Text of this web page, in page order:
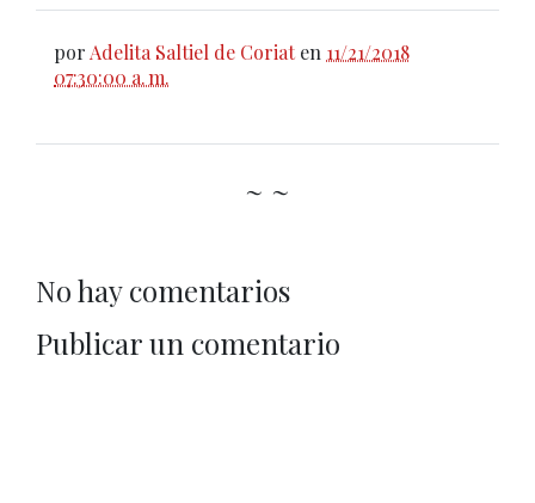
por Adelita Saltiel de Coriat en 11/21/2018
07:30:00 a. m.
~ ~
No hay comentarios
Publicar un comentario